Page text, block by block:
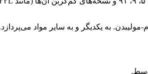
به یکدیگر و به سایر مواد می‌پردازد.